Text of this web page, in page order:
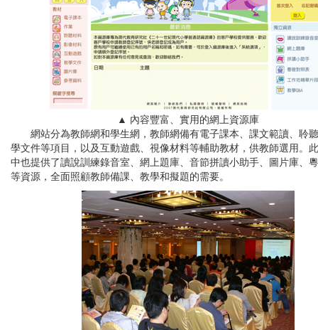
▲ 內容豐富、實用的網上資源庫
網站分為教師網和學生網 ，教師網備有電子課本、課文範讀、聆
學文件等項目，以及互動遊戲、視像材料等輔助教材，供教師選用。
中也提供了讀說訓練錄音室、網上題庫、音節拼讀小助手、圖片庫、
等資源，全面照顧教師備課、教學和擬題的需要。